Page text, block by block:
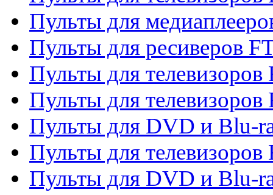
Пульты для
Пульты для ресиверов
Пульты для телевизоров
Пульты для телевизоров
Пульты для DVD и Blu-
Пульты для телевизоров
Пульты для DVD и Blu-